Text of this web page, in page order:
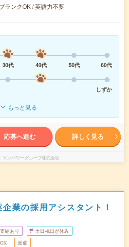
ランクOK / 英語力不要
30代 40代 50代
60代
しずか
もっと見る
応募へ進む 詳しく見る
マンパワーグループ株式会社
業の採用アシスタント！
給あり 土日祝日が休み
派遣